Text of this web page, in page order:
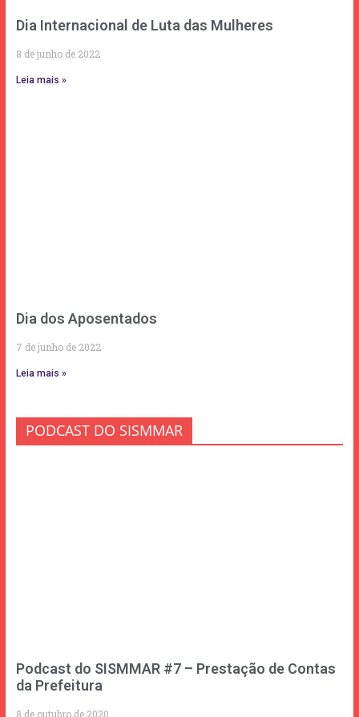
Dia Internacional de Luta das Mulheres
8 de junho de 2022
Leia mais »
Dia dos Aposentados
7 de junho de 2022
Leia mais »
PODCAST DO SISMMAR
Podcast do SISMMAR #7 – Prestação de Contas
da Prefeitura
8 de outubro de 2020